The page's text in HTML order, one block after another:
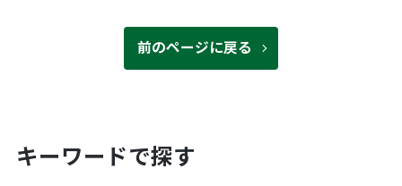
前のページに戻る
キーワードで探す